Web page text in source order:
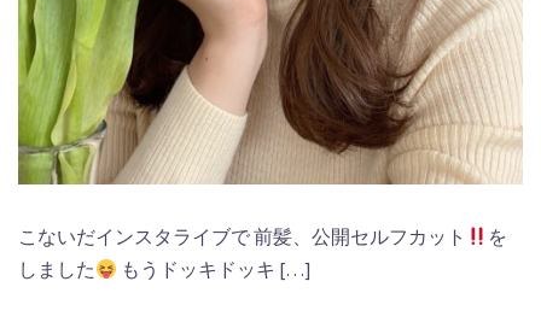
こないだインスタライブで 前髪、公開セルフカット
を
しました
もうドッキドッキ […]